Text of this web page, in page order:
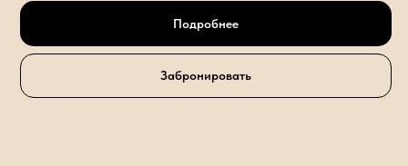
Подробнее
Забронировать